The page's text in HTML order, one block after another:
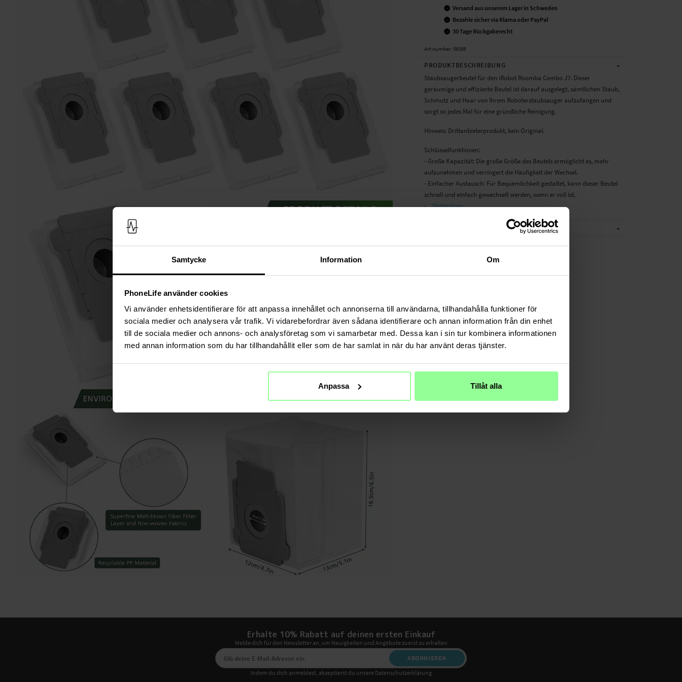
Samtycke Information Om
PhoneLife använder cookies
Vi använder enhetsidentifierare för att anpassa innehållet och annonserna till användarna, tillhandahålla funktioner för
sociala medier och analysera vår trafik. Vi vidarebefordrar även sådana identifierare och annan information från din enhet
till de sociala medier och annons- och analysföretag som vi samarbetar med. Dessa kan i sin tur kombinera informationen
med annan information som du har tillhandahållit eller som de har samlat in när du har använt deras tjänster.
Anpassa Tillåt alla
Versand aus unserem Lager in Schweden
Bezahle sicher via Klarna oder PayPal
30 Tage Rückgaberecht
Art number: 58398
PRODUKTBESCHREIBUNG -
Staubsaugerbeutel für den iRobot Roomba Combo J7. Dieser
geräumige und effiziente Beutel ist darauf ausgelegt, sämtlichen Staub,
Schmutz und Haar von Ihrem Roboterstaubsauger aufzufangen und
sorgt so jedes Mal für eine gründliche Reinigung.
Hinweis: Drittanbieterprodukt, kein Original.
Schlüsselfunktionen:
- Große Kapazität: Die große Größe des Beutels ermöglicht es, mehr
aufzunehmen und verringert die Häufigkeit der Wechsel.
- Einfacher Austausch: Für Bequemlichkeit gestaltet, kann dieser Beutel
schnell und einfach gewechselt werden, wenn er voll ist.
-...Weiterlesen
-
Erhalte 10% Rabatt auf deinen ersten Einkauf
Melde dich für den Newsletter an, um Neuigkeiten und Angebote zuerst zu erhalten
ABONNIEREN
Indem du dich anmeldest, akzeptierst du unsere Datenschutzerklärung